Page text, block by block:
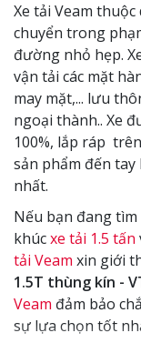
Xe tải Veam
chuyển trong
đường nhỏ hẹp.
vận tải các mặt
may mặt,... lưu
ngoại thành.. Xe
100%, lắp ráp
sản phẩm đến
nhất.
Nếu bạn đang
khúcxe tải 1.5 tấn
tải Veam xin giới
1.5T thùng kín -
Veam đảm bảo
sự lựa chọn tốt